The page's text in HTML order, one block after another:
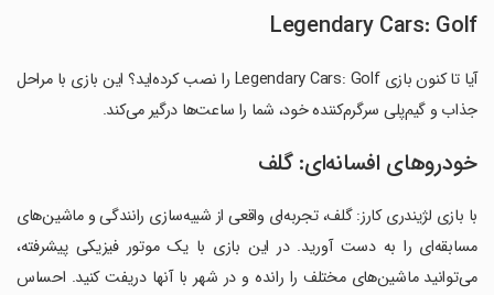
Legendary Cars: Golf
آیا تا کنون بازی Legendary Cars: Golf را نصب کرده‌اید؟ این بازی با مراحل
جذاب و گیم‌پلی سرگرم‌کننده خود، شما را ساعت‌ها درگیر می‌کند.
خودروهای افسانه‌ای: گلف
با بازی لژیندری کارز: گلف، تجربه‌ای واقعی از شبیه‌سازی رانندگی و ماشین‌های
مسابقه‌ای را به دست آورید. در این بازی با یک موتور فیزیکی پیشرفته،
می‌توانید ماشین‌های مختلف را رانده و در شهر با آنها دریفت کنید. احساس